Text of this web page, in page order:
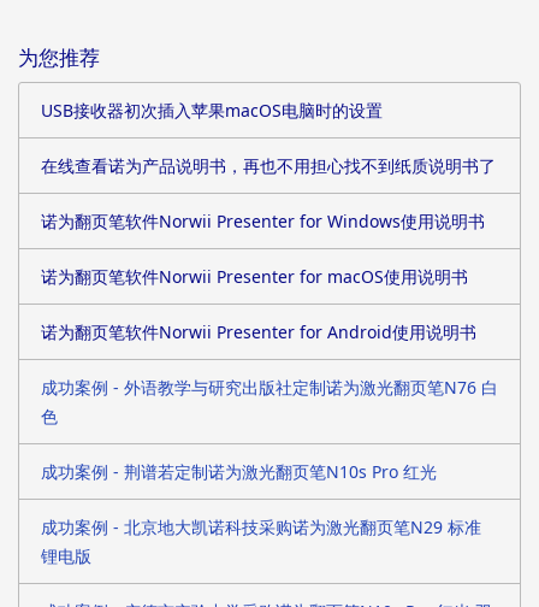
为您推荐
USB接收器初次插入苹果macOS电脑时的设置
在线查看诺为产品说明书，再也不用担心找不到纸质说明书了
诺为翻页笔软件Norwii Presenter for Windows使用说明书
诺为翻页笔软件Norwii Presenter for macOS使用说明书
诺为翻页笔软件Norwii Presenter for Android使用说明书
成功案例 - 外语教学与研究出版社定制诺为激光翻页笔N76 白
色
成功案例 - 荆谱若定制诺为激光翻页笔N10s Pro 红光
成功案例 - 北京地大凯诺科技采购诺为激光翻页笔N29 标准
锂电版